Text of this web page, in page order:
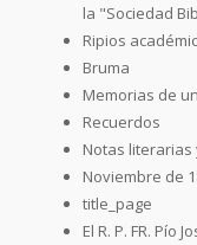
la "Sociedad
Ripios
Bruma
Memorias de
Recuerdos
Notas
Noviembre de
title_page
El R. P. FR. Pío